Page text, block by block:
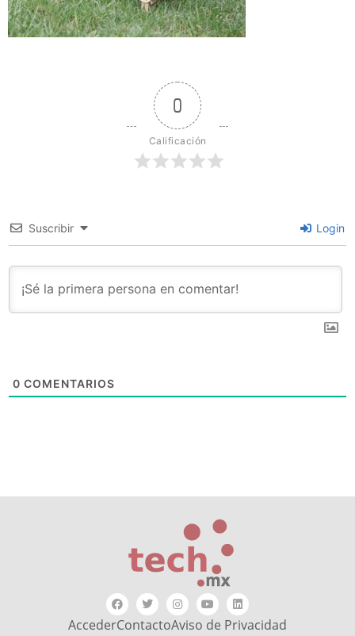
0
Calificación
Suscribir Login
0 COMENTARIOS
AccederContactoAviso de Privacidad